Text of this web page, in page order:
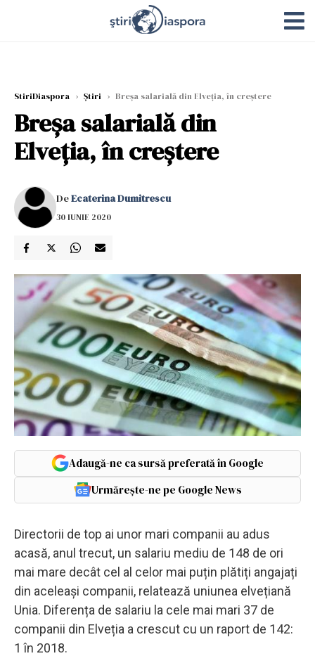
StiriDiaspora › Știri › Breșa salarială din Elveția, în creștere
Breșa salarială din
Elveția, în creștere
DeEcaterina Dumitrescu
30 IUNIE 2020
Adaugă-ne ca sursă preferată în Google
Urmărește-ne pe Google News
Directorii de top ai unor mari companii au adus
acasă, anul trecut, un salariu mediu de 148 de ori
mai mare decât cel al celor mai puțin plătiți angajați
din aceleași companii, relatează uniunea elvețiană
Unia. Diferența de salariu la cele mai mari 37 de
companii din Elveția a crescut cu un raport de 142:
1 în 2018.